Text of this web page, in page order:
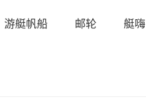
游艇帆船 邮轮 艇嗨